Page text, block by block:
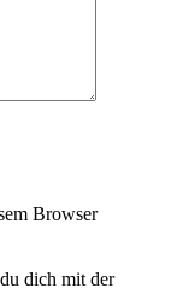
Browser
dich mit der